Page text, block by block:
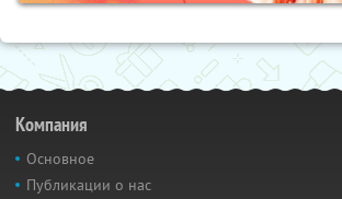
Компания
Основное
Публикации о нас